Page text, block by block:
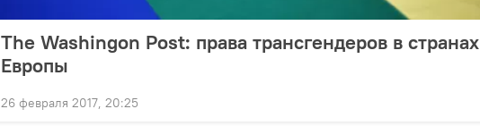
The Washingon Post: права трансгендеров в странах
Европы
26 февраля 2017, 20:25